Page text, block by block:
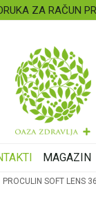
MAGAZIN
PROCULIN SOFT LENS